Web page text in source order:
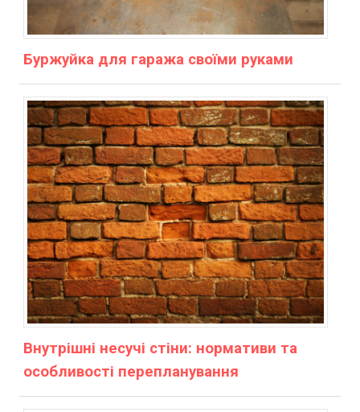
Буржуйка для гаража своїми руками
Внутрішні несучі стіни: нормативи та
особливості перепланування